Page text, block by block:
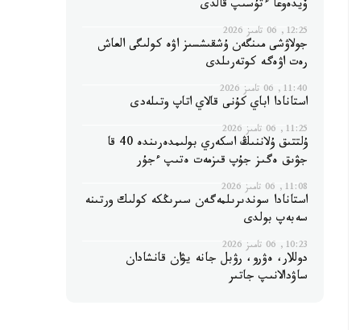
ۆيدەوعا ءتۇسىپ قالدى
12:25, 06 تامىز 2026
جولاۋشى مىنگەن ۇشقىشسىز اۋە كولىگى العاش
رەت اۋەگە كوتەرىلدى
11:40, 06 تامىز 2026
استانادا اباي كۇنى قالاي اتاپ وتىلەدى
11:25, 06 تامىز 2026
ۇلتتىق ۇلاننىڭ اسكەري بولىمدەرىندە 40 قا
جۋىق ەگىز جۇپ قىزمەت ەتىپ ءجۇر
11:08, 06 تامىز 2026
استانادا سوندىرىلمەگەن سىرىڭكە كولىك ورتىنە
سەبەپ بولدى
10:23, 06 تامىز 2026
دوللار، ەۋرو، رۋبل جانە يۋان قانشادان
ساۋدالانىپ جاتىر